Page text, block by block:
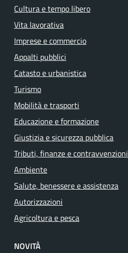
Cultura e tempo libero
Vita lavorativa
Imprese e commercio
Appalti pubblici
Catasto e urbanistica
Turismo
Mobilità e trasporti
Educazione e formazione
Giustizia e sicurezza pubblica
Tributi, finanze e contravvenzioni
Ambiente
Salute, benessere e assistenza
Autorizzazioni
Agricoltura e pesca
NOVITÀ